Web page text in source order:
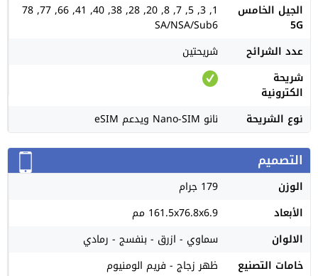
الجيل الخامس
5G
1, 3, 5, 7, 8, 20, 28, 38, 40, 41, 66, 77, 78
SA/NSA/Sub6
عدد الشرائح
شريحتين
شريحة
الكترونية
نوع الشريحة
نانو Nano-SIM ويدعم eSIM
التصميم
الوزن
179 جرام
الأبعاد
161.5x76.8x6.9 مم
الالوان
سماوي - ازرق - بنفسج - رمادي
خامات التصنيع
ظهر زجاج - فريم الومنيوم